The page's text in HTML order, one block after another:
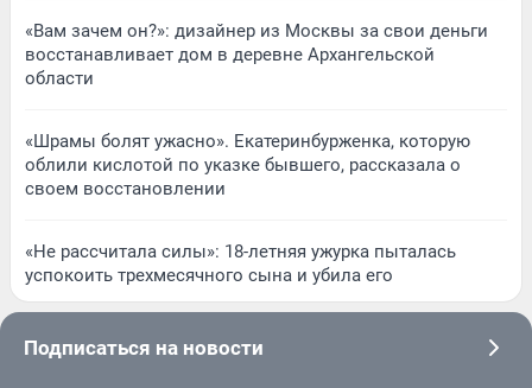
«Вам зачем он?»: дизайнер из Москвы за свои деньги
восстанавливает дом в деревне Архангельской
области
«Шрамы болят ужасно». Екатеринбурженка, которую
облили кислотой по указке бывшего, рассказала о
своем восстановлении
«Не рассчитала силы»: 18-летняя ужурка пыталась
успокоить трехмесячного сына и убила его
Подписаться на новости